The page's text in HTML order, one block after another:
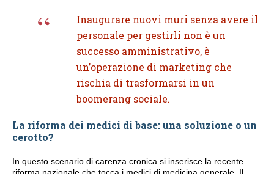
Inaugurare nuovi muri senza avere il
personale per gestirli non è un
successo amministrativo, è
un’operazione di marketing che
rischia di trasformarsi in un
boomerang sociale.
La riforma dei medici di base: una soluzione o un
cerotto?
In questo scenario di carenza cronica si inserisce la recente